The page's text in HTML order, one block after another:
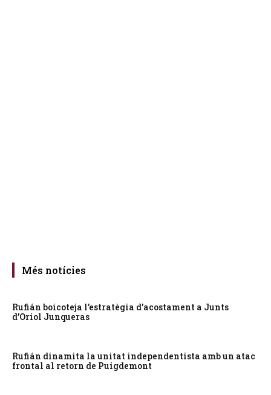
Més notícies
Rufián boicoteja l’estratègia d’acostament a Junts
d’Oriol Junqueras
Rufián dinamita la unitat independentista amb un atac
frontal al retorn de Puigdemont